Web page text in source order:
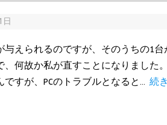
与えられるのですが、そのうちの1台
、何故か私が直すことになりました
すが、PCのトラブルとなると… 続